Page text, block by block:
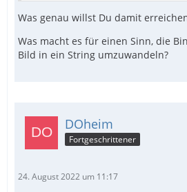
Was genau willst Du damit
Was macht es für einen Sinn, die
Bild in ein String umzuwandeln?
DOheim
Fortgeschrittener
24. August 2022 um 11:17